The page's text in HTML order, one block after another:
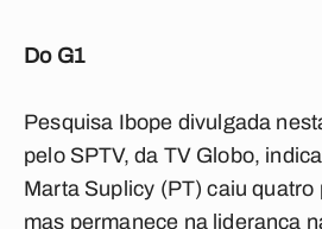
Do G1
Pesquisa Ibope divulgada
pelo SPTV, da TV Globo,
Marta Suplicy (PT) caiu
mas permanece na liderança